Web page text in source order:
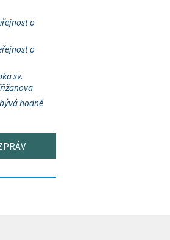
o
o
sv.
hodně